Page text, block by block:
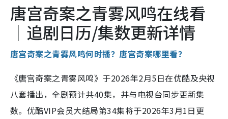
唐宫奇案之青雾风鸣在线看
｜追剧日历/集数更新详情
唐宫奇案之青雾风鸣何时播？唐宫奇案哪里看？
《唐宫奇案之青雾风鸣》于2026年2月5日在优酷及央视
八套播出，全剧预计共40集，并与电视台同步更新集
数。优酷VIP会员大结局第34集将于2026年3月1日更